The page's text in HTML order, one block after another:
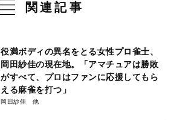
関連記事
役満ボディの異名をとる女性プロ雀士、
岡田紗佳の現在地。「アマチュアは勝敗
がすべて、プロはファンに応援してもら
える麻雀を打つ」
岡田紗佳